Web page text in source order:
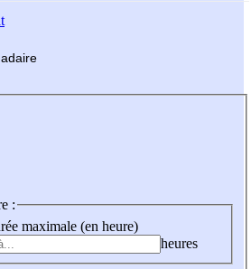
:
maximale (en heure)
heures